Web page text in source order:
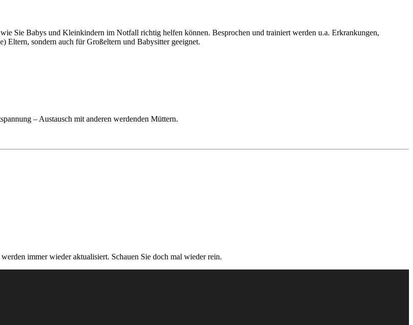
Sie Babys und Kleinkindern im Notfall richtig helfen können. Besprochen und trainiert werden u.a. Erkrankungen,
Eltern, sondern auch für Großeltern und Babysitter geeignet.
– Austausch mit anderen werdenden Müttern.
immer wieder aktualisiert. Schauen Sie doch mal wieder rein.